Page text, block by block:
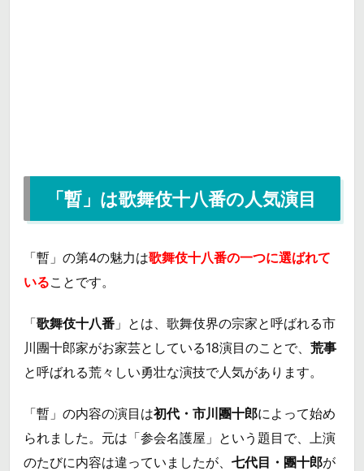
「暫」は歌舞伎十八番の人気演目
「暫」の第4の魅力は歌舞伎十八番の一つに選ばれて
いることです。
「歌舞伎十八番 」とは、歌舞伎界の宗家と呼ばれる市
川團十郎家がお家芸としている18演目のことで、 荒事
と呼ばれる荒々しい勇壮な演技で人気があります。
「暫」の内容の演目は初代・市川團十郎によって始め
られました。元は「参会名護屋」という題目で、上演
のたびに内容は違っていましたが、 七代目・團十郎が